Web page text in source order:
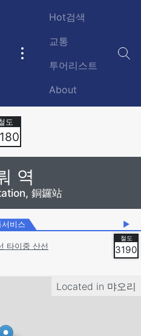
Main
Hot검색
교통
투어리스트
About
역
銅鑼站
서비스 ▶
타이중 산선 3190
Located in 먀오리